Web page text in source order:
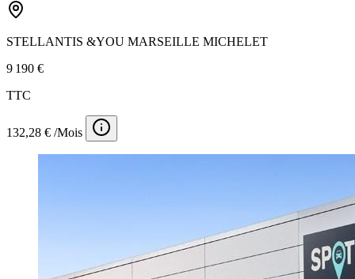
STELLANTIS &YOU MARSEILLE MICHELET
9 190 €
TTC
132,28 € /Mois